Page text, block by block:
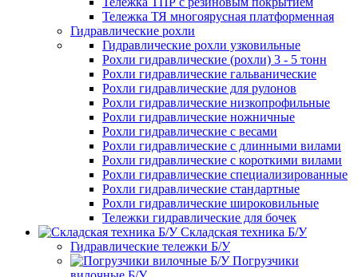
Тележка ТЯ многоярусная платформенная
Гидравлические рохли
Гидравлические рохли узковильные
Рохли гидравлические (рохли) 3 - 5 тонн
Рохли гидравлические гальванические
Рохли гидравлические для рулонов
Рохли гидравлические низкопрофильные
Рохли гидравлические ножничные
Рохли гидравлические с весами
Рохли гидравлические с длинными вилами
Рохли гидравлические с короткими вилами
Рохли гидравлические специализированные
Рохли гидравлические стандартные
Рохли гидравлические широковильные
Тележки гидравлические для бочек
Складская техника Б/У
Гидравлические тележки Б/У
Погрузчики